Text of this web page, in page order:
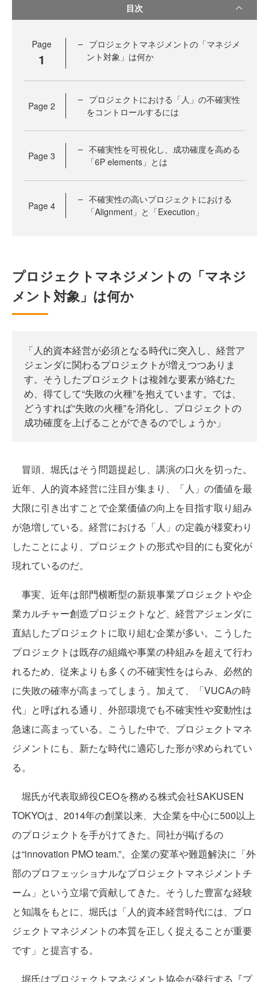
目次
Page
1
プロジェクトマネジメントの「マネジメ
ント対象」は何か
Page 2
プロジェクトにおける「人」の不確実性
をコントロールするには
Page 3
不確実性を可視化し、成功確度を高める
「6P elements」とは
Page 4
不確実性の高いプロジェクトにおける
「Alignment」と「Execution」
プロジェクトマネジメントの「マネジ
メント対象」は何か
「人的資本経営が必須となる時代に突入し、経営ア
ジェンダに関わるプロジェクトが増えつつありま
す。そうしたプロジェクトは複雑な要素が絡むた
め、得てして“失敗の火種”を抱えています。では、
どうすれば“失敗の火種”を消化し、プロジェクトの
成功確度を上げることができるのでしょうか」
冒頭、堀氏はそう問題提起し、講演の口火を切った。
近年、人的資本経営に注目が集まり、「人」の価値を最
大限に引き出すことで企業価値の向上を目指す取り組み
が急増している。経営における「人」の定義が様変わり
したことにより、プロジェクトの形式や目的にも変化が
現れているのだ。
事実、近年は部門横断型の新規事業プロジェクトや企
業カルチャー創造プロジェクトなど、経営アジェンダに
直結したプロジェクトに取り組む企業が多い。こうした
プロジェクトは既存の組織や事業の枠組みを超えて行わ
れるため、従来よりも多くの不確実性をはらみ、必然的
に失敗の確率が高まってしまう。加えて、「VUCAの時
代」と呼ばれる通り、外部環境でも不確実性や変動性は
急速に高まっている。こうした中で、プロジェクトマネ
ジメントにも、新たな時代に適応した形が求められてい
る。
堀氏が代表取締役CEOを務める株式会社SAKUSEN
TOKYOは、2014年の創業以来、大企業を中心に500以上
のプロジェクトを手がけてきた。同社が掲げるの
は“innovation PMO team.”。企業の変革や難題解決に「外
部のプロフェッショナルなプロジェクトマネジメントチ
ーム」という立場で貢献してきた。そうした豊富な経験
と知識をもとに、堀氏は「人的資本経営時代には、プロ
ジェクトマネジメントの本質を正しく捉えることが重要
です」と提言する。
堀氏はプロジェクトマネジメント協会が発行する『プ